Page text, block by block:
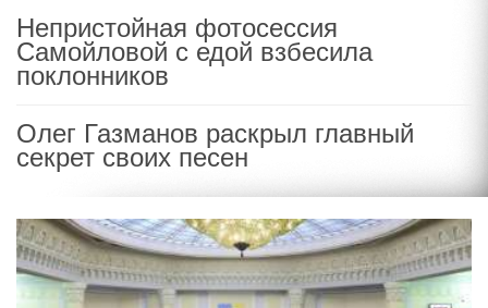
Непристойная фотосессия
Самойловой с едой взбесила
поклонников
Олег Газманов раскрыл главный
секрет своих песен